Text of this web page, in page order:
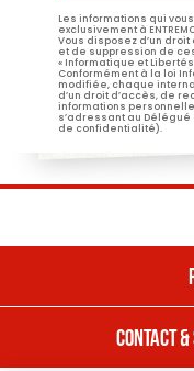
Les informations qui
exclusivement à
Vous disposez d’un
et de suppression de
« Informatique et Libertés
Conformément à la loi
modifiée, chaque
d’un droit d’accès, de
informations
s’adressant au
de confidentialité).
REJOIGNEZ
CONTACT